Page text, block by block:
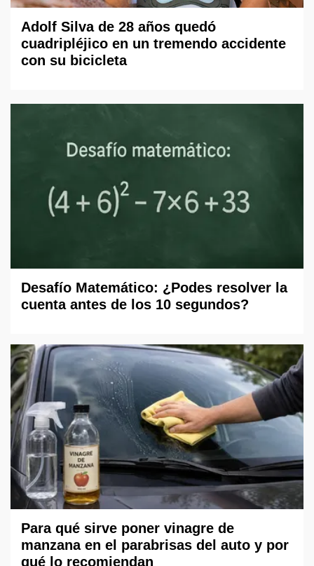
Adolf Silva de 28 años quedó
cuadripléjico en un tremendo accidente
con su bicicleta
Desafío Matemático: ¿Podes resolver la
cuenta antes de los 10 segundos?
Para qué sirve poner vinagre de
manzana en el parabrisas del auto y por
qué lo recomiendan